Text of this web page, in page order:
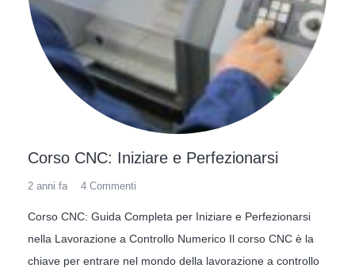
Corso CNC: Iniziare e Perfezionarsi
2 anni fa 4 Commenti
Corso CNC: Guida Completa per Iniziare e Perfezionarsi
nella Lavorazione a Controllo Numerico Il corso CNC è la
chiave per entrare nel mondo della lavorazione a controllo